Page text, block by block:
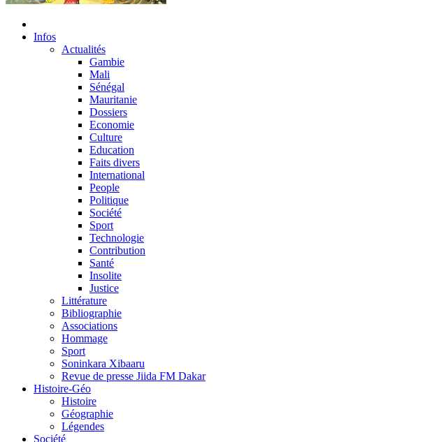
Infos
Actualités
Gambie
Mali
Sénégal
Mauritanie
Dossiers
Economie
Culture
Education
Faits divers
International
People
Politique
Société
Sport
Technologie
Contribution
Santé
Insolite
Justice
Littérature
Bibliographie
Associations
Hommage
Sport
Soninkara Xibaaru
Revue de presse Jiida FM Dakar
Histoire-Géo
Histoire
Géographie
Légendes
Société